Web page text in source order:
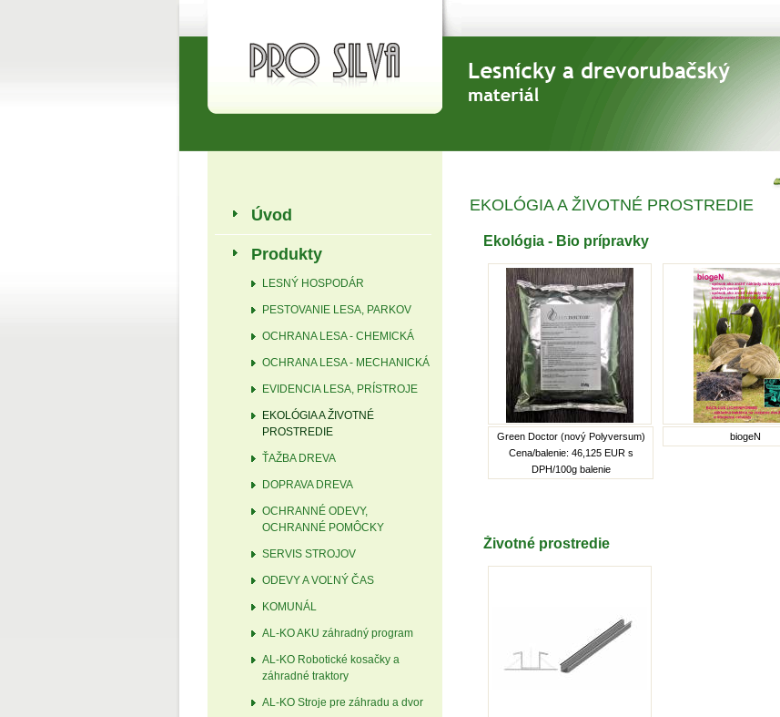
Úvod
Produkty
LESNÝ HOSPODÁR
PESTOVANIE LESA, PARKOV
OCHRANA LESA - CHEMICKÁ
OCHRANA LESA - MECHANICKÁ
EVIDENCIA LESA, PRÍSTROJE
EKOLÓGIA A ŽIVOTNÉ
PROSTREDIE
ŤAŽBA DREVA
DOPRAVA DREVA
OCHRANNÉ ODEVY,
OCHRANNÉ POMÔCKY
SERVIS STROJOV
ODEVY A VOĽNÝ ČAS
KOMUNÁL
AL-KO AKU záhradný program
AL-KO Robotické kosačky a
záhradné traktory
AL-KO Stroje pre záhradu a dvor
EKOLÓGIA A ŽIVOTNÉ PROSTREDIE
Ekológia - Bio prípravky
Green Doctor (nový Polyversum)
Cena/balenie: 46,125 EUR s
DPH/100g balenie
biogeN
Životné prostredie